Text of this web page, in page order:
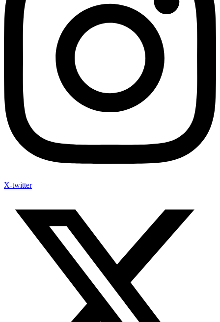
X-twitter